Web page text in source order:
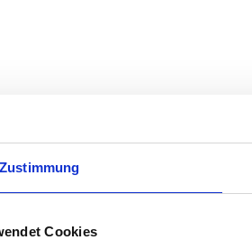
Zustimmung
Cookies